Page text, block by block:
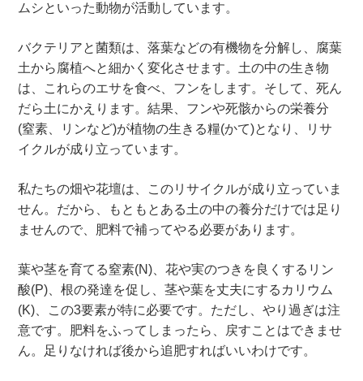
ムシといった動物が活動しています。
バクテリアと菌類は、落葉などの有機物を分解し、腐葉
土から腐植へと細かく変化させます。土の中の生き物
は、これらのエサを食べ、フンをします。そして、死ん
だら土にかえります。結果、フンや死骸からの栄養分
(窒素、リンなど)が植物の生きる糧(かて)となり、リサ
イクルが成り立っています。
私たちの畑や花壇は、このリサイクルが成り立っていま
せん。だから、もともとある土の中の養分だけでは足り
ませんので、肥料で補ってやる必要があります。
葉や茎を育てる窒素(N)、花や実のつきを良くするリン
酸(P)、根の発達を促し、茎や葉を丈夫にするカリウム
(K)、この3要素が特に必要です。ただし、やり過ぎは注
意です。肥料をふってしまったら、戻すことはできませ
ん。足りなければ後から追肥すればいいわけです。